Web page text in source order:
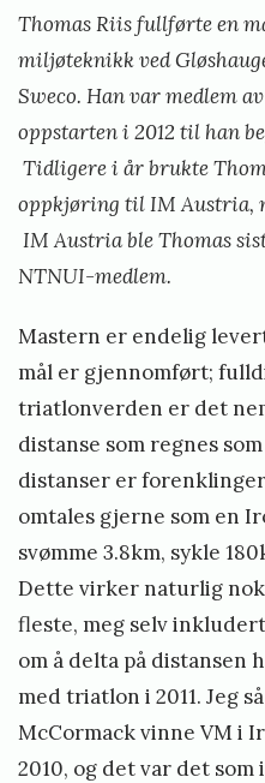
Thomas Riis fullførte en
miljøteknikk ved
Sweco. Han var medlem
oppstarten i 2012 til han
Tidligere i år brukte
oppkjøring til IM Austria,
IM Austria ble Thomas
NTNUI-medlem.
Mastern er endelig
mål er gjennomført;
triatlonverden er det
distanse som regnes
distanser er
omtales gjerne som en
svømme 3.8km, sykle
Dette virker naturlig
fleste, meg selv
om å delta på distansen
med triatlon i 2011. Jeg
McCormack vinne VM i
2010, og det var det